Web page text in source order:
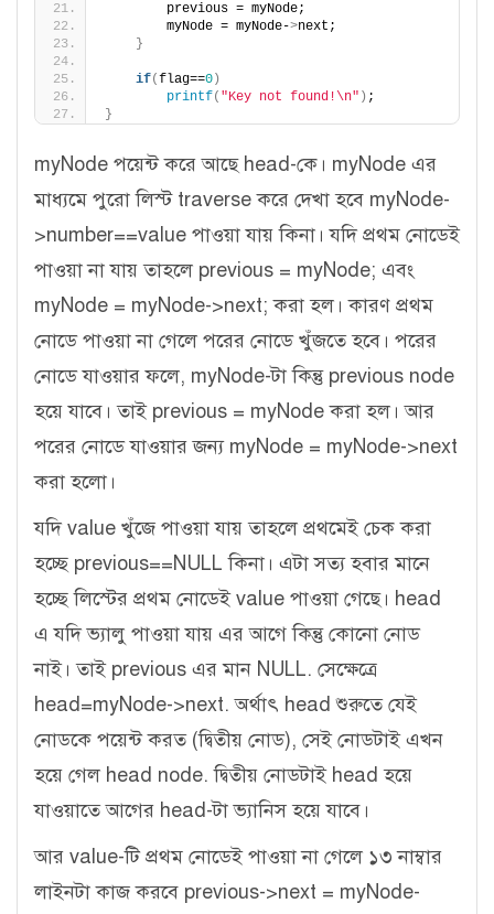
        previous = myNode;
        myNode = myNode-
>next;
}
if(flag==0 )
printf( "Key not found!\n" ) ;
}
myNode পয়েন্ট করে আছে head-কে। myNode এর
মাধ্যমে পুরো লিস্ট traverse করে দেখা হবে myNode-
>number==value পাওয়া যায় কিনা। যদি প্রথম নোডেই
পাওয়া না যায় তাহলে previous = myNode; এবং
myNode = myNode->next; করা হল। কারণ প্রথম
নোডে পাওয়া না গেলে পরের নোডে খুঁজতে হবে। পরের
নোডে যাওয়ার ফলে, myNode-টা কিন্তু previous node
হয়ে যাবে। তাই previous = myNode করা হল। আর
পরের নোডে যাওয়ার জন্য myNode = myNode->next
করা হলো।
যদি value খুঁজে পাওয়া যায় তাহলে প্রথমেই চেক করা
হচ্ছে previous==NULL কিনা। এটা সত্য হবার মানে
হচ্ছে লিস্টের প্রথম নোডেই value পাওয়া গেছে। head
এ যদি ভ্যালু পাওয়া যায় এর আগে কিন্তু কোনো নোড
নাই। তাই previous এর মান NULL. সেক্ষেত্রে
head=myNode->next. অর্থাৎ head শুরুতে যেই
নোডকে পয়েন্ট করত (দ্বিতীয় নোড), সেই নোডটাই এখন
হয়ে গেল head node. দ্বিতীয় নোডটাই head হয়ে
যাওয়াতে আগের head-টা ভ্যানিস হয়ে যাবে।
আর value-টি প্রথম নোডেই পাওয়া না গেলে ১৩ নাম্বার
লাইনটা কাজ করবে previous->next = myNode-